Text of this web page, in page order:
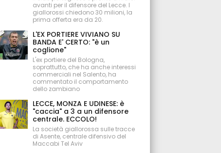
avanti per il difensore del Lecce. I
giallorossi chiedono 30 milioni, la
prima offerta era da 20.
L'EX PORTIERE VIVIANO SU
BANDA E' CERTO: "è un
coglione"
L'ex portiere del Bologna,
soprattutto, che ha anche interessi
commerciali nel Salento, ha
commentato il comportamento
dello zambiano
LECCE, MONZA E UDINESE: è
"caccia" a 3 a un difensore
centrale. ECCOLO!
La società giallorossa sulle tracce
di Asente, centrale difensivo del
Maccabi Tel Aviv